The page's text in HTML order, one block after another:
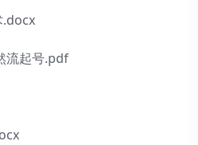
.docx
流起号.pdf